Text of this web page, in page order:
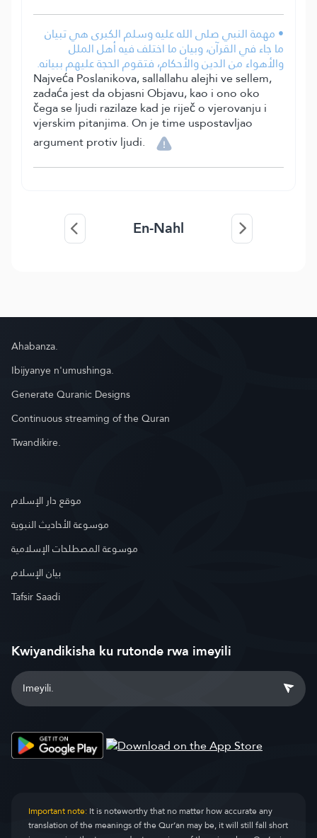
• مهمة النبي صلى الله عليه وسلم الكبرى هي تبيان
ما جاء في القرآن، وبيان ما اختلف فيه أهل الملل
والأهواء من الدين والأحكام، فتقوم الحجة عليهم ببيانه.
Najveća Poslanikova, sallallahu alejhi ve sellem,
zadaća jest da objasni Objavu, kao i ono oko
čega se ljudi razilaze kad je riječ o vjerovanju i
vjerskim pitanjima. On je time uspostavljao
argument protiv ljudi.
En-Nahl
Ahabanza.
Ibijyanye n'umushinga.
Generate Quranic Designs
Continuous streaming of the Quran
Twandikire.
موقع دار الإسلام
موسوعة الأحاديث النبوية
موسوعة المصطلحات الإسلامية
بيان الإسلام
Tafsir Saadi
Kwiyandikisha ku rutonde rwa imeyili
Important note:It is noteworthy that no matter how accurate any
translation of the meanings of the Qur’an may be, it will still fall short